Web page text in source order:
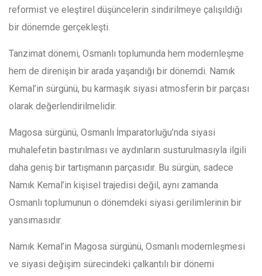
reformist ve eleştirel düşüncelerin sindirilmeye çalışıldığı
bir dönemde gerçekleşti.
Tanzimat dönemi, Osmanlı toplumunda hem modernleşme
hem de direnişin bir arada yaşandığı bir dönemdi. Namık
Kemal’in sürgünü, bu karmaşık siyasi atmosferin bir parçası
olarak değerlendirilmelidir.
Magosa sürgünü, Osmanlı İmparatorluğu’nda siyasi
muhalefetin bastırılması ve aydınların susturulmasıyla ilgili
daha geniş bir tartışmanın parçasıdır. Bu sürgün, sadece
Namık Kemal’in kişisel trajedisi değil, aynı zamanda
Osmanlı toplumunun o dönemdeki siyasi gerilimlerinin bir
yansımasıdır.
Namık Kemal’in Magosa sürgünü, Osmanlı modernleşmesi
ve siyasi değişim sürecindeki çalkantılı bir dönemi